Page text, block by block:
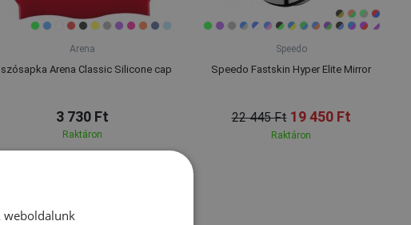
Arena
Arena Classic Silicone cap
3 730 Ft
Raktáron
Speedo
Speedo Fastskin Hyper Elite Mirror
22 445 Ft 19 450 Ft
Raktáron
weboldalunk